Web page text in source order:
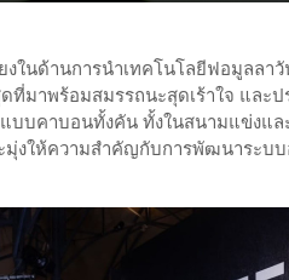
งในด้านการนำเทคโนโลยีฟอมูลลา
ที่มาพร้อมสมรรถนะสุดเร้าใจ แล
บบคาบอนทั้งคัน ทั้งในสนามแข่งแ
งให้ความสำคัญกับการพัฒนาระบบ